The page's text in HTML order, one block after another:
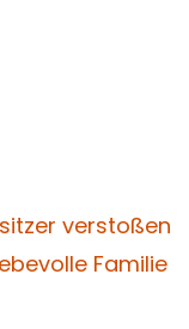
verstoßen
Familie